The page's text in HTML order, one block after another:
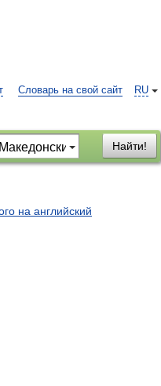
RU
Словарь на свой сайт
Найти!
на английский